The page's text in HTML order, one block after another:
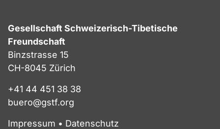
Gesellschaft Schweizerisch-Tibetische
Freundschaft
Binzstrasse 15
CH-8045 Zürich
+41 44 451 38 38
buero@gstf.org
Impressum • Datenschutz